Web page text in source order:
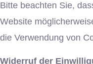
Bitte beachten Sie,
Website
die Verwendung von
Widerruf der